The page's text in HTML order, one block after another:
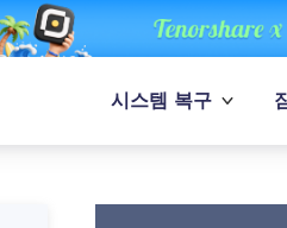
시스템 복구